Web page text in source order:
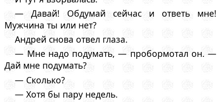
— Давай! Обдумай сейчас и ответь мне!
Мужчина ты или нет?
Андрей снова отвел глаза.
— Мне надо подумать, — пробормотал он. —
Дай мне подумать?
— Сколько?
— Хотя бы пару недель.